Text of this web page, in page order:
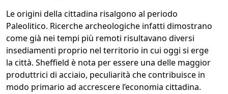
Le origini della cittadina risalgono al periodo
Paleolitico. Ricerche archeologiche infatti dimostrano
come già nei tempi più remoti risultavano diversi
insediamenti proprio nel territorio in cui oggi si erge
la città. Sheffield è nota per essere una delle maggior
produttrici di acciaio, peculiarità che contribuisce in
modo primario ad accrescere l’economia cittadina.